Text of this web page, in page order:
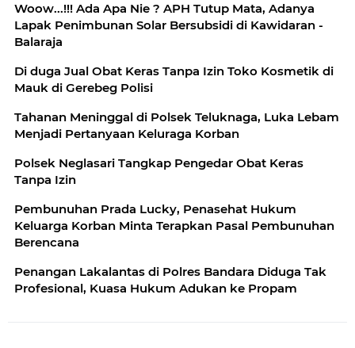
Woow...!!! Ada Apa Nie ? APH Tutup Mata, Adanya
Lapak Penimbunan Solar Bersubsidi di Kawidaran -
Balaraja
Di duga Jual Obat Keras Tanpa Izin Toko Kosmetik di
Mauk di Gerebeg Polisi
Tahanan Meninggal di Polsek Teluknaga, Luka Lebam
Menjadi Pertanyaan Keluraga Korban
Polsek Neglasari Tangkap Pengedar Obat Keras
Tanpa Izin
Pembunuhan Prada Lucky, Penasehat Hukum
Keluarga Korban Minta Terapkan Pasal Pembunuhan
Berencana
Penangan Lakalantas di Polres Bandara Diduga Tak
Profesional, Kuasa Hukum Adukan ke Propam